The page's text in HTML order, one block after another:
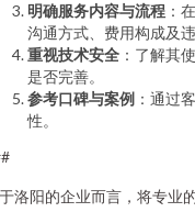
明确服务内容与流程 ：
沟通方式、费用构成及违
重视技术安全 ：了解其
是否完善。
参考口碑与案例 ：通过
性。
洛阳的企业而言，将专业